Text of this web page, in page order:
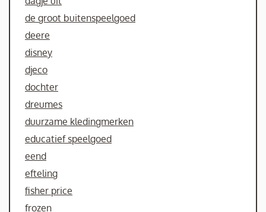
de groot buitenspeelgoed
deere
disney
djeco
dochter
dreumes
duurzame kledingmerken
educatief speelgoed
eend
efteling
fisher price
frozen